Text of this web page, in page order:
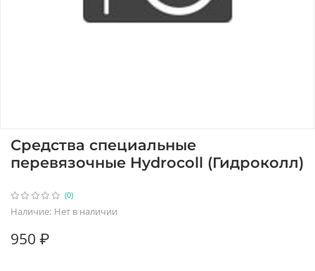
(0)
Наличие: Нет в наличии
Средства специальные
перевязочные Hydrocoll (Гидроколл)
950 ₽